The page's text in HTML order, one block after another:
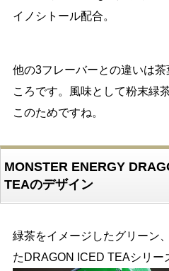
イノシトール配合。
他の3フレーバーとの違いは
ころです。風味として粉末緑
このためですね。
MONSTER ENERGY
TEAのデザイン
緑茶をイメージしたグリーン
たDRAGON ICED TEAシリー